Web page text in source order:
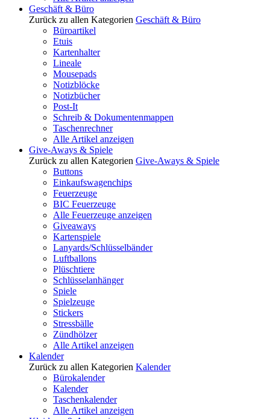
Geschäft & Büro
Zurück zu allen Kategorien Geschäft & Büro
Büroartikel
Etuis
Kartenhalter
Lineale
Mousepads
Notizblöcke
Notizbücher
Post-It
Schreib & Dokumentenmappen
Taschenrechner
Alle Artikel anzeigen
Give-Aways & Spiele
Zurück zu allen Kategorien Give-Aways & Spiele
Buttons
Einkaufswagenchips
Feuerzeuge
BIC Feuerzeuge
Alle Feuerzeuge anzeigen
Giveaways
Kartenspiele
Lanyards/Schlüsselbänder
Luftballons
Plüschtiere
Schlüsselanhänger
Spiele
Spielzeuge
Stickers
Stressbälle
Zündhölzer
Alle Artikel anzeigen
Kalender
Zurück zu allen Kategorien Kalender
Bürokalender
Kalender
Taschenkalender
Alle Artikel anzeigen